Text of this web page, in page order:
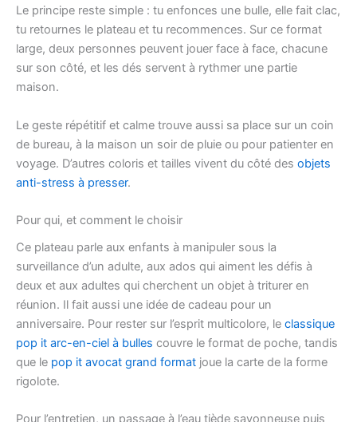
Le principe reste simple : tu enfonces une bulle, elle fait clac,
tu retournes le plateau et tu recommences. Sur ce format
large, deux personnes peuvent jouer face à face, chacune
sur son côté, et les dés servent à rythmer une partie
maison.
Le geste répétitif et calme trouve aussi sa place sur un coin
de bureau, à la maison un soir de pluie ou pour patienter en
voyage. D’autres coloris et tailles vivent du côté des objets
anti-stress à presser.
Pour qui, et comment le choisir
Ce plateau parle aux enfants à manipuler sous la
surveillance d’un adulte, aux ados qui aiment les défis à
deux et aux adultes qui cherchent un objet à triturer en
réunion. Il fait aussi une idée de cadeau pour un
anniversaire. Pour rester sur l’esprit multicolore, le classique
pop it arc-en-ciel à bulles couvre le format de poche, tandis
que le pop it avocat grand format joue la carte de la forme
rigolote.
Pour l’entretien, un passage à l’eau tiède savonneuse puis